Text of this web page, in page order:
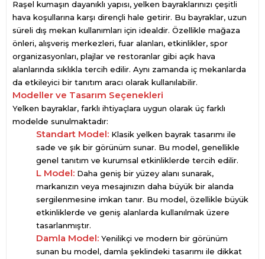
Raşel kumaşın dayanıklı yapısı, yelken bayraklarınızı çeşitli
hava koşullarına karşı dirençli hale getirir. Bu bayraklar, uzun
süreli dış mekan kullanımları için idealdir. Özellikle mağaza
önleri, alışveriş merkezleri, fuar alanları, etkinlikler, spor
organizasyonları, plajlar ve restoranlar gibi açık hava
alanlarında sıklıkla tercih edilir. Aynı zamanda iç mekanlarda
da etkileyici bir tanıtım aracı olarak kullanılabilir.
Modeller ve Tasarım Seçenekleri
Yelken bayraklar, farklı ihtiyaçlara uygun olarak üç farklı
modelde sunulmaktadır:
Standart Model: Klasik yelken bayrak tasarımı ile
sade ve şık bir görünüm sunar. Bu model, genellikle
genel tanıtım ve kurumsal etkinliklerde tercih edilir.
L Model: Daha geniş bir yüzey alanı sunarak,
markanızın veya mesajınızın daha büyük bir alanda
sergilenmesine imkan tanır. Bu model, özellikle büyük
etkinliklerde ve geniş alanlarda kullanılmak üzere
tasarlanmıştır.
Damla Model: Yenilikçi ve modern bir görünüm
sunan bu model, damla şeklindeki tasarımı ile dikkat